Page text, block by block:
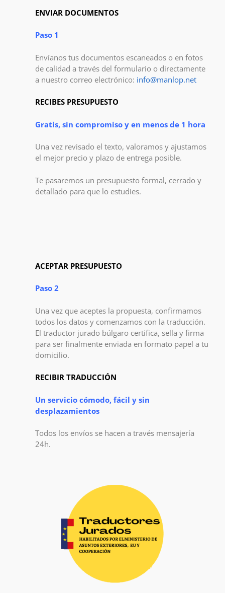
ENVIAR DOCUMENTOS
Paso 1
Envíanos tus documentos escaneados o en fotos
de calidad a través del formulario o directamente
a nuestro correo electrónico: info@manlop.net
RECIBES PRESUPUESTO
Gratis, sin compromiso y en menos de 1 hora
Una vez revisado el texto, valoramos y ajustamos
el mejor precio y plazo de entrega posible.
Te pasaremos un presupuesto formal, cerrado y
detallado para que lo estudies.
ACEPTAR PRESUPUESTO
Paso 2
Una vez que aceptes la propuesta, confirmamos
todos los datos y comenzamos con la traducción.
El traductor jurado búlgaro certifica, sella y firma
para ser finalmente enviada en formato papel a tu
domicilio.
RECIBIR TRADUCCIÓN
Un servicio cómodo, fácil y sin
desplazamientos
Todos los envíos se hacen a través mensajería
24h.